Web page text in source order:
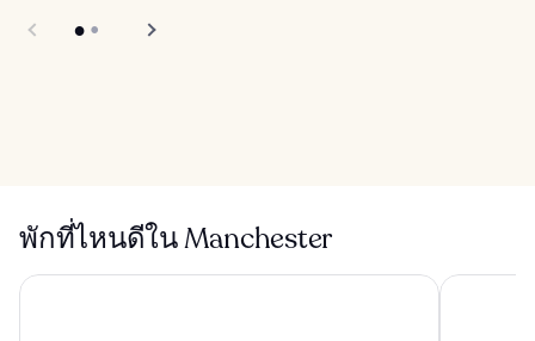
Manchester
พักที่ไหนดีใน Manchester
a&o แมนเชสเตอร์ ซิตี้ เซ็นเตอร์ ไทรบ์ แมน